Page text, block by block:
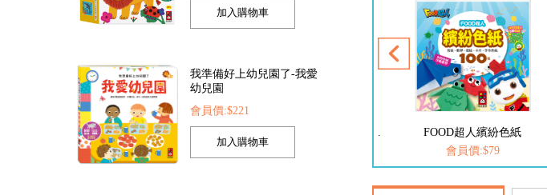
我的第一本認知學習翻翻
書-我長大了
會員價:$221
聖誕立體遊戲書
會員價:$173
FOOD超人繽紛色紙
會員價:$79